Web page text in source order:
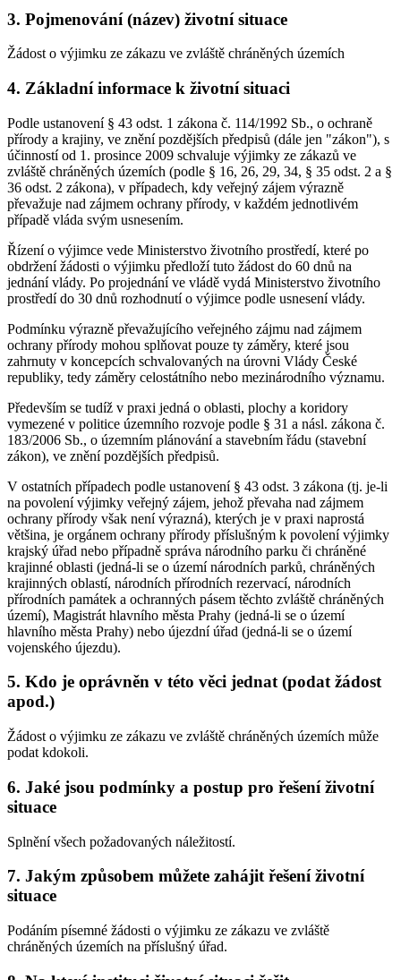
3. Pojmenování (název) životní situace
Žádost o výjimku ze zákazu ve zvláště chráněných územích
4. Základní informace k životní situaci
Podle ustanovení § 43 odst. 1 zákona č. 114/1992 Sb., o ochraně
přírody a krajiny, ve znění pozdějších předpisů (dále jen "zákon"), s
účinností od 1. prosince 2009 schvaluje výjimky ze zákazů ve
zvláště chráněných územích (podle § 16, 26, 29, 34, § 35 odst. 2 a §
36 odst. 2 zákona), v případech, kdy veřejný zájem výrazně
převažuje nad zájmem ochrany přírody, v každém jednotlivém
případě vláda svým usnesením.
Řízení o výjimce vede Ministerstvo životního prostředí, které po
obdržení žádosti o výjimku předloží tuto žádost do 60 dnů na
jednání vlády. Po projednání ve vládě vydá Ministerstvo životního
prostředí do 30 dnů rozhodnutí o výjimce podle usnesení vlády.
Podmínku výrazně převažujícího veřejného zájmu nad zájmem
ochrany přírody mohou splňovat pouze ty záměry, které jsou
zahrnuty v koncepcích schvalovaných na úrovni Vlády České
republiky, tedy záměry celostátního nebo mezinárodního významu.
Především se tudíž v praxi jedná o oblasti, plochy a koridory
vymezené v politice územního rozvoje podle § 31 a násl. zákona č.
183/2006 Sb., o územním plánování a stavebním řádu (stavební
zákon), ve znění pozdějších předpisů.
V ostatních případech podle ustanovení § 43 odst. 3 zákona (tj. je-li
na povolení výjimky veřejný zájem, jehož převaha nad zájmem
ochrany přírody však není výrazná), kterých je v praxi naprostá
většina, je orgánem ochrany přírody příslušným k povolení výjimky
krajský úřad nebo případně správa národního parku či chráněné
krajinné oblasti (jedná-li se o území národních parků, chráněných
krajinných oblastí, národních přírodních rezervací, národních
přírodních památek a ochranných pásem těchto zvláště chráněných
území), Magistrát hlavního města Prahy (jedná-li se o území
hlavního města Prahy) nebo újezdní úřad (jedná-li se o území
vojenského újezdu).
5. Kdo je oprávněn v této věci jednat (podat žádost
apod.)
Žádost o výjimku ze zákazu ve zvláště chráněných územích může
podat kdokoli.
6. Jaké jsou podmínky a postup pro řešení životní
situace
Splnění všech požadovaných náležitostí.
7. Jakým způsobem můžete zahájit řešení životní
situace
Podáním písemné žádosti o výjimku ze zákazu ve zvláště
chráněných územích na příslušný úřad.